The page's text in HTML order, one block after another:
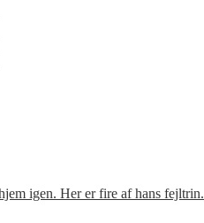
igen. Her er fire af hans fejltrin.